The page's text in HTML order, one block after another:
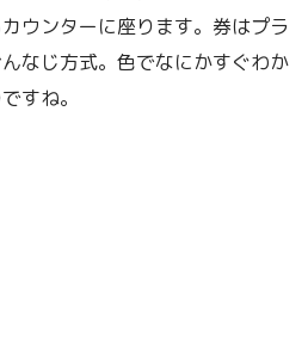
ウンターに座ります。券はプラ
なじ方式。色でなにかすぐわか
すね。